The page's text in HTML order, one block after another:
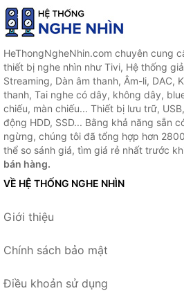
HeThongNgheNhin.com chuyên cung
thiết bị nghe nhìn như Tivi, Hệ thống
Streaming, Dàn âm thanh, Âm-li, DAC,
thanh, Tai nghe có dây, không dây,
chiếu, màn chiếu... Thiết bị lưu trữ,
động HDD, SSD... Bằng khả năng sẵn
ngừng, chúng tôi đã tổng hợp hơn
thể so sánh giá, tìm giá rẻ nhất trước
bán hàng.
VỀ HỆ THỐNG NGHE NHÌN
Giới thiệu
Chính sách bảo mật
Điều khoản sử dụng